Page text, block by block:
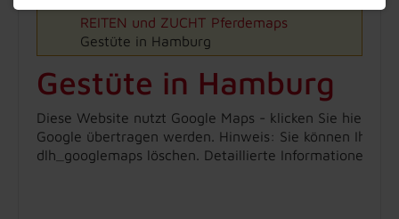
REITEN und ZUCHT Pferdemaps
Gestüte in Hamburg
Gestüte in Hamburg
Diese Website nutzt Google Maps - klicken Sie hier,
Google übertragen werden. Hinweis: Sie können Ihre
dlh_googlemaps löschen. Detaillierte Informationen